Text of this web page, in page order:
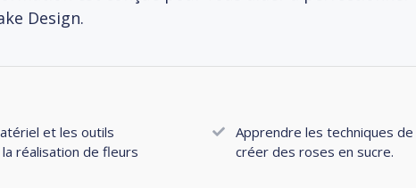
Design.
et les outils
réalisation de fleurs
Apprendre les techniques
créer des roses en sucre.